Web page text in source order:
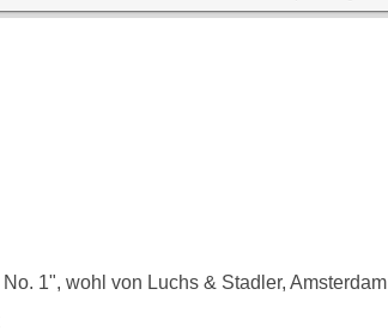
1", wohl von Luchs & Stadler, Amsterdam